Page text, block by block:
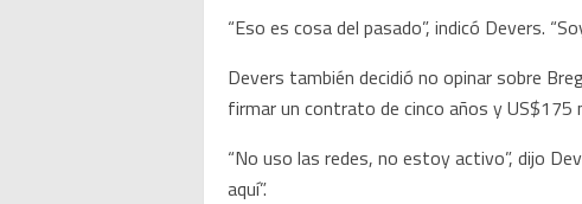
“Eso es cosa del pasado”, indicó Devers.
Devers también decidió no opinar sobre
firmar un contrato de cinco años y US$175
“No uso las redes, no estoy activo”, dijo
aquí”.